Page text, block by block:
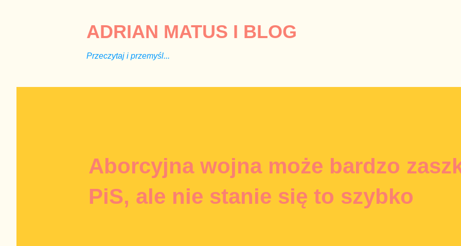
ADRIAN MATUS I BLOG
Przeczytaj i przemyśl...
Aborcyjna wojna może bardzo
PiS, ale nie stanie się to szybko